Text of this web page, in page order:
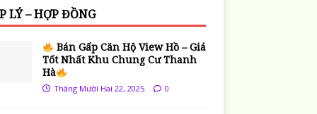
LÝ – HỢP ĐỒNG
Bán Gấp Căn Hộ View Hồ – Giá
Tốt Nhất Khu Chung Cư Thanh
Hà
Tháng Mười Hai 22, 2025 0